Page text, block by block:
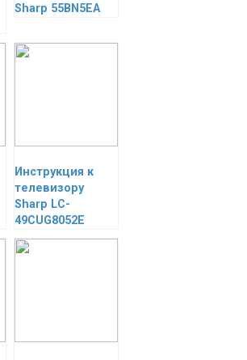
Sharp 55BN5EA
Инструкция к
телевизору
Sharp LC-
49CUG8052E